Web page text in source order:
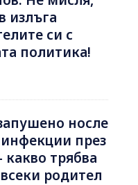
излъга
си с
политика!
носле
през
какво трябва
родител